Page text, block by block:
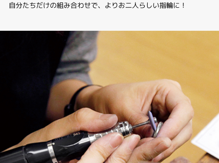
自分たちだけの組み合わせで、よりお二人らしい指輪に！